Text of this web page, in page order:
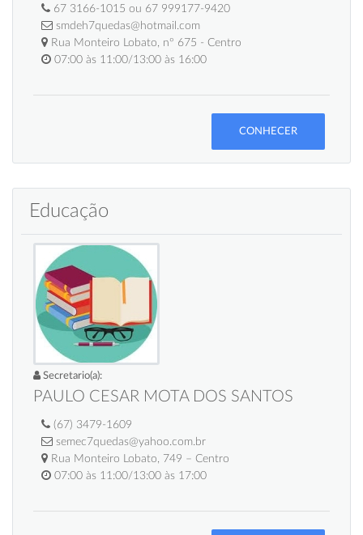
67 3166-1015 ou 67 999177-9420
smdeh7quedas@hotmail.com
Rua Monteiro Lobato, nº 675 - Centro
07:00 às 11:00/13:00 às 16:00
CONHECER
Educação
Secretario(a):
PAULO CESAR MOTA DOS SANTOS
(67) 3479-1609
semec7quedas@yahoo.com.br
Rua Monteiro Lobato, 749 – Centro
07:00 às 11:00/13:00 às 17:00